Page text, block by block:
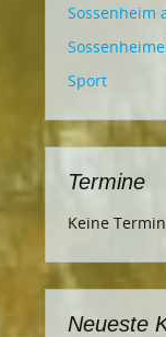
Sossenheim
Sport
Termine
Keine
Neueste